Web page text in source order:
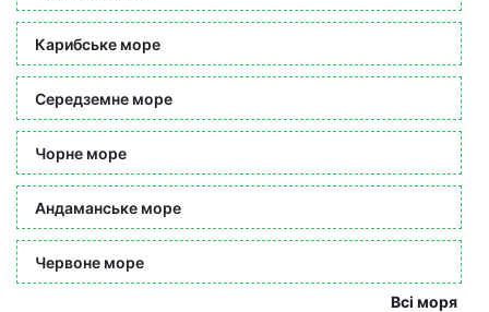
Карибське море
Середземне море
Чорне море
Андаманське море
Червоне море
Всі моря